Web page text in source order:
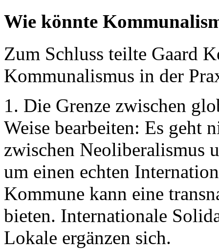
Wie könnte
Zum Schluss teilte Gaard
Kommunalismus in der
1. Die Grenze zwischen
Weise bearbeiten: Es geht
zwischen Neoliberalismus
um einen echten
Kommune kann eine
bieten. Internationale
Lokale ergänzen sich.